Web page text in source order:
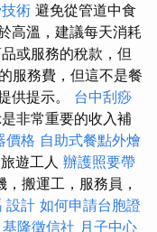
術 避免從管道中食
高溫，建議每天消耗
或服務的稅款，但
服務費，但這不是餐
供提示。 台中刮痧
非常重要的收入補
價格 自助式餐點外燴
旅遊工人 辦護照要帶
，搬運工，服務員，
設計 如何申請台胞證
基隆徵信社 月子中心